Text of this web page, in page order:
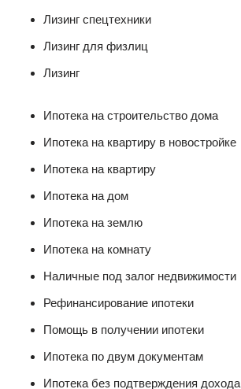
Лизинг спецтехники
Лизинг для физлиц
Лизинг
Ипотека на строительство дома
Ипотека на квартиру в новостройке
Ипотека на квартиру
Ипотека на дом
Ипотека на землю
Ипотека на комнату
Наличные под залог недвижимости
Рефинансирование ипотеки
Помощь в получении ипотеки
Ипотека по двум документам
Ипотека без подтверждения дохода